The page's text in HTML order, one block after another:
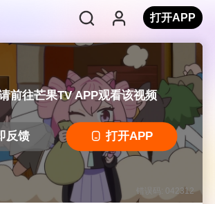
打开APP
前往芒果TV APP观看该视频
反馈 打开APP
错误码: 042312